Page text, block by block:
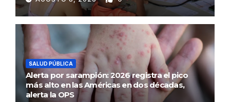
SALUD PÚBLICA
Alerta por sarampión: 2026 registra el pico
más alto en las Américas en dos décadas,
alerta la OPS